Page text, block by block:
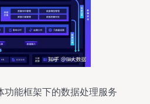
功能框架下的数据处理服务